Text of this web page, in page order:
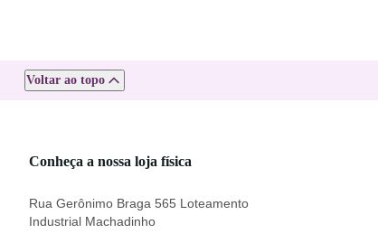
Voltar ao topo
Conheça a nossa loja física
Rua Gerônimo Braga 565 Loteamento
Industrial Machadinho